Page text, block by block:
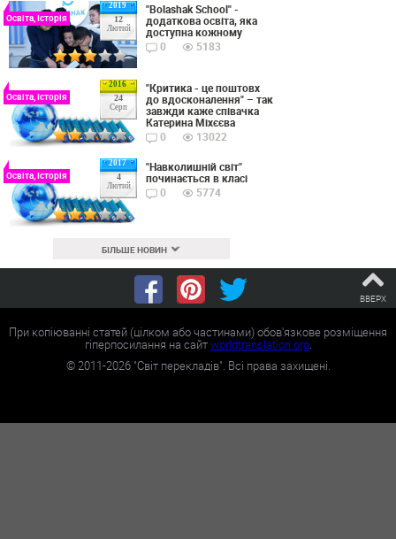
2019
12
Лютий
Освіта, Історія
"Bolashak School" -
додаткова освіта, яка
доступна кожному
0
5183
2016
24
Серп
Освіта, Історія
"Критика - це поштовх
до вдосконалення" – так
завжди каже співачка
Катерина Міхєєва
0
13022
2017
4
Лютий
Освіта, Історія
"Навколишній світ"
починається в класі
0
5774
БІЛЬШЕ НОВИН
ВВЕРХ
При копіюванні статей (цілком або частинами) обов'язкове розміщення
гіперпосилання на сайтworldtranslation.org.
©2011-2026"Світ перекладів". Всі права захищені.